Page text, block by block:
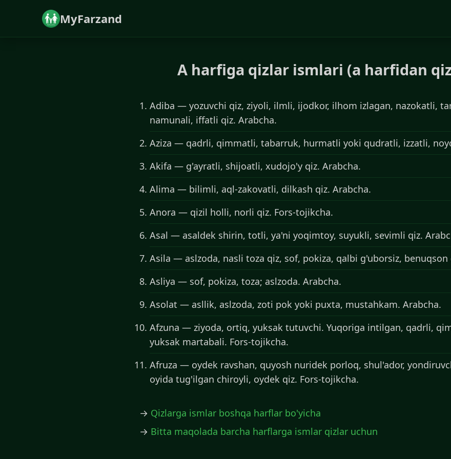
MyFarzand
A harfiga qizlar ismlari (a harfidan
Adiba — yozuvchi qiz, ziyoli, ilmli, ijodkor, ilhom izlagan, nazokatli,
namunali, iffatli qiz. Arabcha.
Aziza — qadrli, qimmatli, tabarruk, hurmatli yoki qudratli, izzatli,
Akifa — g'ayratli, shijoatli, xudojo'y qiz. Arabcha.
Alima — bilimli, aql-zakovatli, dilkash qiz. Arabcha.
Anora — qizil holli, norli qiz. Fors-tojikcha.
Asal — asaldek shirin, totli, ya'ni yoqimtoy, suyukli, sevimli qiz.
Asila — aslzoda, nasli toza qiz, sof, pokiza, qalbi g'uborsiz, benuqson
Asliya — sof, pokiza, toza; aslzoda. Arabcha.
Asolat — asllik, aslzoda, zoti pok yoki puxta, mustahkam. Arabcha.
Afzuna — ziyoda, ortiq, yuksak tutuvchi. Yuqoriga intilgan, qadrli,
yuksak martabali. Fors-tojikcha.
Afruza — oydek ravshan, quyosh nuridek porloq, shul'ador,
oyida tug'ilgan chiroyli, oydek qiz. Fors-tojikcha.
→ Qizlarga ismlar boshqa harflar bo'yicha
→ Bitta maqolada barcha harflarga ismlar qizlar uchun